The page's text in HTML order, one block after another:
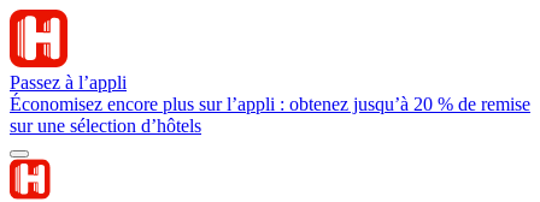
Passez à l’appli
Économisez encore plus sur l’appli : obtenez jusqu’à 20 % de remise
sur une sélection d’hôtels